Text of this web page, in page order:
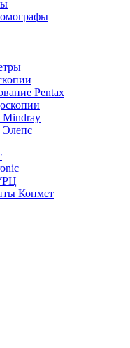
Pentax
Mindray
Элепс
Конмет